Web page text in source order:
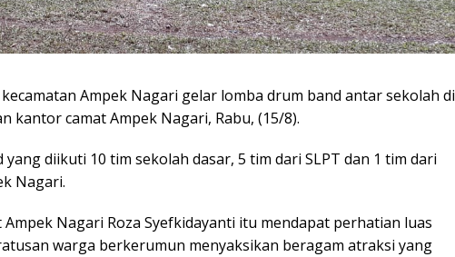
Ampek Nagari gelar lomba drum band antar sekolah di
kantor camat Ampek Nagari, Rabu, (15/8).
diikuti 10 tim sekolah dasar, 5 tim dari SLPT dan 1 tim dari
Nagari.
Ampek Nagari Roza Syefkidayanti itu mendapat perhatian luas
warga berkerumun menyaksikan beragam atraksi yang